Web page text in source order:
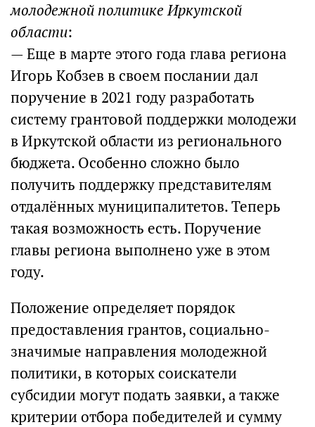
молодежной политике Иркутской
области:
— Еще в марте этого года глава региона
Игорь Кобзев в своем послании дал
поручение в 2021 году разработать
систему грантовой поддержки молодежи
в Иркутской области из регионального
бюджета. Особенно сложно было
получить поддержку представителям
отдалённых муниципалитетов. Теперь
такая возможность есть. Поручение
главы региона выполнено уже в этом
году.
Положение определяет порядок
предоставления грантов, социально-
значимые направления молодежной
политики, в которых соискатели
субсидии могут подать заявки, а также
критерии отбора победителей и сумму